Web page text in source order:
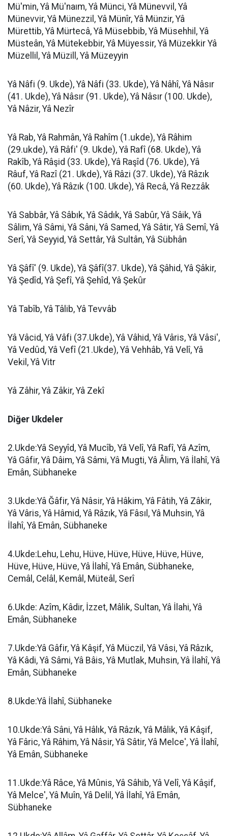
Mü'min, Yâ Mü'naım, Yâ Münci, Yâ Münevvil, Yâ
Münevvir, Yâ Münezzil, Yâ Münîr, Yâ Münzir, Yâ
Mürettib, Yâ Mürtecâ, Yâ Müsebbib, Yâ Müsehhil, Yâ
Müsteân, Yâ Mütekebbir, Yâ Müyessir, Yâ Müzekkir Yâ
Müzellil, Yâ Müzill, Yâ Müzeyyin
Yâ Nâfi (9. Ukde), Yâ Nâfi (33. Ukde), Yâ Nâhî, Yâ Nâsır
(41. Ukde), Yâ Nâsır (91. Ukde), Yâ Nâsır (100. Ukde),
Yâ Nâzir, Yâ Nezîr
Yâ Rab, Yâ Rahmân, Yâ Rahîm (1.ukde), Yâ Râhim
(29.ukde), Yâ Râfi' (9. Ukde), Yâ Rafî (68. Ukde), Yâ
Rakîb, Yâ Râşid (33. Ukde), Yâ Raşîd (76. Ukde), Yâ
Râuf, Yâ Razî (21. Ukde), Yâ Râzi (37. Ukde), Yâ Râzık
(60. Ukde), Yâ Râzık (100. Ukde), Yâ Recâ, Yâ Rezzâk
Yâ Sabbâr, Yâ Sâbık, Yâ Sâdık, Yâ Sabûr, Yâ Sâik, Yâ
Sâlim, Yâ Sâmi, Yâ Sâni, Yâ Samed, Yâ Sâtir, Yâ Semî, Yâ
Serî, Yâ Seyyid, Yâ Settâr, Yâ Sultân, Yâ Sübhân
Yâ Şâfî' (9. Ukde), Yâ Şâfî(37. Ukde), Yâ Şâhid, Yâ Şâkir,
Yâ Şedîd, Yâ Şefî, Yâ Şehîd, Yâ Şekûr
Yâ Tabîb, Yâ Tâlib, Yâ Tevvâb
Yâ Vâcid, Yâ Vâfi (37.Ukde), Yâ Vâhid, Yâ Vâris, Yâ Vâsi',
Yâ Vedûd, Yâ Vefî (21.Ukde), Yâ Vehhâb, Yâ Velî, Yâ
Vekil, Yâ Vitr
Yâ Zâhir, Yâ Zâkir, Yâ Zekî
Diğer Ukdeler
2.Ukde:Yâ Seyyîd, Yâ Mucîb, Yâ Velî, Yâ Rafî, Yâ Azîm,
Yâ Gâfir, Yâ Dâim, Yâ Sâmi, Yâ Mugti, Yâ Âlim, Yâ İlahî, Yâ
Emân, Sübhaneke
3.Ukde:Yâ Ğâfir, Yâ Nâsir, Yâ Hâkim, Yâ Fâtih, Yâ Zâkir,
Yâ Vâris, Yâ Hâmid, Yâ Râzık, Yâ Fâsıl, Yâ Muhsin, Yâ
İlahî, Yâ Emân, Sübhaneke
4.Ukde:Lehu, Lehu, Hüve, Hüve, Hüve, Hüve, Hüve,
Hüve, Hüve, Hüve, Yâ İlahî, Yâ Emân, Sübhaneke,
Cemâl, Celâl, Kemâl, Müteâl, Serî
6.Ukde: Azîm, Kâdir, İzzet, Mâlik, Sultan, Yâ İlahi, Yâ
Emân, Sübhaneke
7.Ukde:Yâ Gâfir, Yâ Kâşif, Yâ Müczil, Yâ Vâsi, Yâ Râzık,
Yâ Kâdi, Yâ Sâmi, Yâ Bâis, Yâ Mutlak, Muhsin, Yâ İlahî, Yâ
Emân, Sübhaneke
8.Ukde:Yâ İlahî, Sübhaneke
10.Ukde:Yâ Sâni, Yâ Hâlık, Yâ Râzık, Yâ Mâlik, Yâ Kâşif,
Yâ Fâric, Yâ Râhim, Yâ Nâsir, Yâ Sâtir, Yâ Melce', Yâ İlahî,
Yâ Emân, Sübhaneke
11.Ukde:Yâ Râce, Yâ Mûnis, Yâ Sâhib, Yâ Velî, Yâ Kâşif,
Yâ Melce', Yâ Muîn, Yâ Delil, Yâ İlahî, Yâ Emân,
Sübhaneke